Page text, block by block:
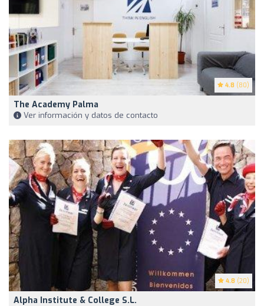
4.8 (80)
The Academy Palma
Ver información y datos de contacto
4.8 (20)
Alpha Institute & College S.L.